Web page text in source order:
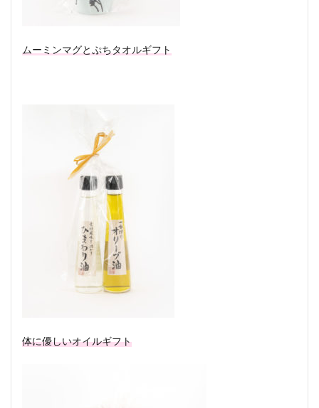
ムーミンマグとぷちタオルギフト
体に優しいオイルギフト